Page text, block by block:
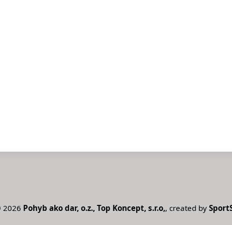
2026 Pohyb ako dar, o.z., Top Koncept, s.r.o,, created by